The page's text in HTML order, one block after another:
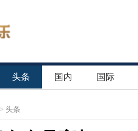
头条 国内 国际
> 头条